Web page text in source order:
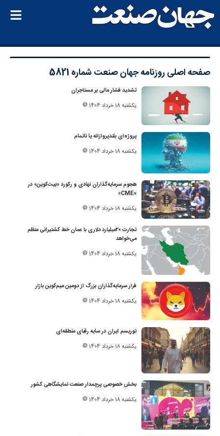
صفحه اصلی روزنامه جهان صنعت شماره 5821
تشدید فشار مالی بر مستاجران
یکشنبه 18 خرداد 1404
پروژه‌ای بلندپروازانه یا نا‌تمام
یکشنبه 18 خرداد 1404
هجوم سرمایه‌گذاران نهادی و رکورد «بیت‌کوین» در
«CME»
یکشنبه 18 خرداد 1404
تجارت ۲۰‌میلیارد دلاری با عمان خط کشتیرانی منظم
می‌خواهد
یکشنبه 18 خرداد 1404
فرار سرمایه‌گذاران بزرگ از دومین میم‌کوین بازار
یکشنبه 18 خرداد 1404
توریسم ایران در سایه رقبای منطقه‌ای
یکشنبه 18 خرداد 1404
بخش خصوصی پرچمدار صنعت نمایشگاهی کشور
یکشنبه 18 خرداد 1404